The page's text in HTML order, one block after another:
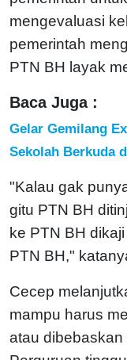
mengevaluasi
pemerintah
PTN BH layak
Baca Juga :
Gelar Gemilang
Sekolah Berkuda
"Kalau gak
gitu PTN BH
ke PTN BH
PTN BH,"
Cecep
mampu harus
atau dibebaskan